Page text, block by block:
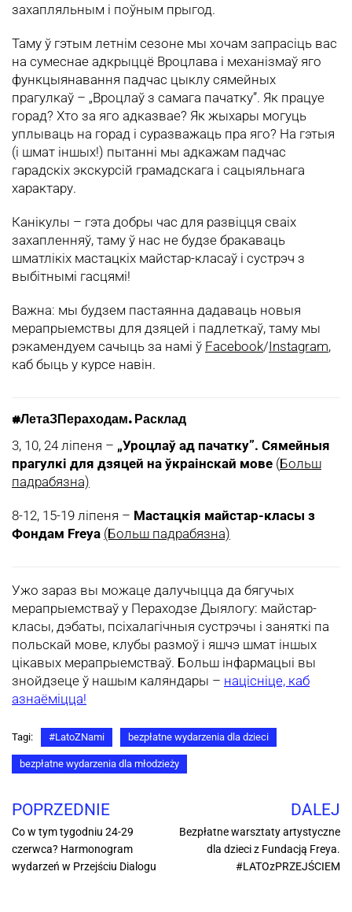
захапляльным і поўным прыгод.
Таму ў гэтым летнім сезоне мы хочам запрасіць вас
на сумеснае адкрыццё Вроцлава і механізмаў яго
функцыянавання падчас цыклу сямейных
прагулкаў – „Вроцлаў з самага пачатку”. Як працуе
горад? Хто за яго адказвае? Як жыхары могуць
уплываць на горад і суразважаць пра яго? На гэтыя
(і шмат іншых!) пытанні мы адкажам падчас
гарадскіх экскурсій грамадскага і сацыяльнага
характару.
Канікулы – гэта добры час для развіцця сваіх
захапленняў, таму ў нас не будзе бракаваць
шматлікіх мастацкіх майстар-класаў і сустрэч з
выбітнымі гасцямі!
Важна: мы будзем пастаянна дадаваць новыя
мерапрыемствы для дзяцей і падлеткаў, таму мы
рэкамендуем сачыць за намі ў Facebook/Instagram,
каб быць у курсе навін.
#ЛетаЗПераходам. Расклад
3, 10, 24 ліпеня – „Уроцлаў ад пачатку”. Сямейныя
прагулкі для дзяцей на ўкраінскай мове (Больш
падрабязна)
8-12, 15-19 ліпеня – Мастацкія майстар-класы з
Фондам Freya (Больш падрабязна)
Ужо зараз вы можаце далучыцца да бягучых
мерапрыемстваў у Пераходзе Дыялогу: майстар-
класы, дэбаты, псіхалагічныя сустрэчы і заняткі па
польскай мове, клубы размоў і яшчэ шмат іншых
цікавых мерапрыемстваў. Больш інфармацыі вы
знойдзеце ў нашым каляндары – націсніце, каб
азнаёміцца!
Tagi: #LatoZNami bezpłatne wydarzenia dla dzieci
bezpłatne wydarzenia dla młodzieży
POPRZEDNIE
Co w tym tygodniu 24-29
czerwca? Harmonogram
wydarzeń w Przejściu Dialogu
DALEJ
Bezpłatne warsztaty artystyczne
dla dzieci z Fundacją Freya.
#LATOzPRZEJŚCIEM